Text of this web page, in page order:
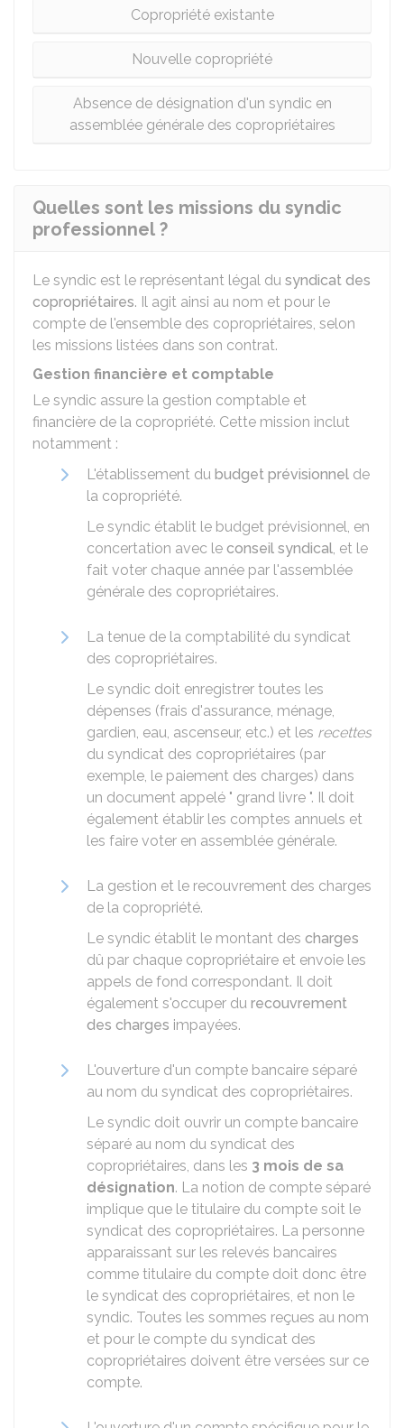
Copropriété existante
Nouvelle copropriété
Absence de désignation d'un syndic en
assemblée générale des copropriétaires
Quelles sont les missions du syndic
professionnel ?
Le syndic est le représentant légal du syndicat des
copropriétaires. Il agit ainsi au nom et pour le
compte de l'ensemble des copropriétaires, selon
les missions listées dans son contrat.
Gestion financière et comptable
Le syndic assure la gestion comptable et
financière de la copropriété. Cette mission inclut
notamment :
L'établissement du budget prévisionnel de
la copropriété.
Le syndic établit le budget prévisionnel, en
concertation avec le conseil syndical, et le
fait voter chaque année par l'assemblée
générale des copropriétaires.
La tenue de la comptabilité du syndicat
des copropriétaires.
Le syndic doit enregistrer toutes les
dépenses (frais d'assurance, ménage,
gardien, eau, ascenseur, etc.) et les recettes
du syndicat des copropriétaires (par
exemple, le paiement des charges) dans
un document appelé " grand livre ". Il doit
également établir les comptes annuels et
les faire voter en assemblée générale.
La gestion et le recouvrement des charges
de la copropriété.
Le syndic établit le montant des charges
dû par chaque copropriétaire et envoie les
appels de fond correspondant. Il doit
également s'occuper du recouvrement
des charges impayées.
L'ouverture d'un compte bancaire séparé
au nom du syndicat des copropriétaires.
Le syndic doit ouvrir un compte bancaire
séparé au nom du syndicat des
copropriétaires, dans les 3 mois de sa
désignation. La notion de compte séparé
implique que le titulaire du compte soit le
syndicat des copropriétaires. La personne
apparaissant sur les relevés bancaires
comme titulaire du compte doit donc être
le syndicat des copropriétaires, et non le
syndic. Toutes les sommes reçues au nom
et pour le compte du syndicat des
copropriétaires doivent être versées sur ce
compte.